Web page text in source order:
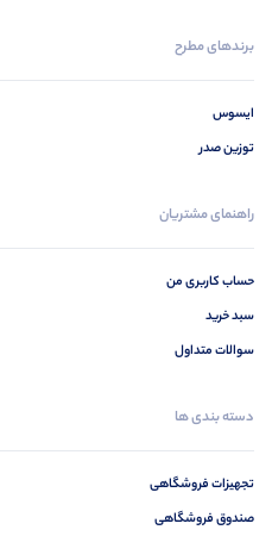
برندهای مطرح
ایسوس
توزین صدر
راهنمای مشتریان
حساب کاربری من
سبد خرید
سوالات متداول
دسته بندی ها
تجهیزات فروشگاهی
صندوق فروشگاهی